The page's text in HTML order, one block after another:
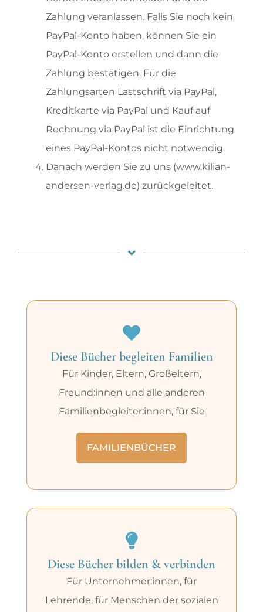
Zahlung veranlassen. Falls Sie noch kein
PayPal-Konto haben, können Sie ein
PayPal-Konto erstellen und dann die
Zahlung bestätigen. Für die
Zahlungsarten Lastschrift via PayPal,
Kreditkarte via PayPal und Kauf auf
Rechnung via PayPal ist die Einrichtung
eines PayPal-Kontos nicht notwendig.
Danach werden Sie zu uns (www.kilian-
andersen-verlag.de) zurückgeleitet.
Diese Bücher begleiten Familien
Für Kinder, Eltern, Großeltern,
Freund:innen und alle anderen
Familienbegleiter:innen, für Sie
FAMILIENBÜCHER
Diese Bücher bilden & verbinden
Für Unternehmer:innen, für
Lehrende, für Menschen der sozialen